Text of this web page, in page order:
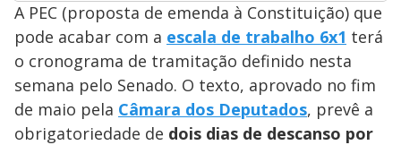
A PEC (proposta de emenda à Constituição) que
pode acabar com a escala de trabalho 6x1 terá
o cronograma de tramitação definido nesta
semana pelo Senado. O texto, aprovado no fim
de maio pela Câmara dos Deputados, prevê a
obrigatoriedade de dois dias de descanso por